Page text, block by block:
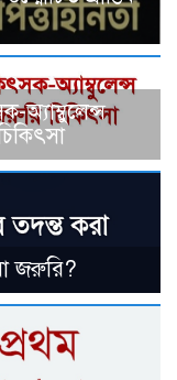
অ্যাম্বুলেন্স
জরুরি?